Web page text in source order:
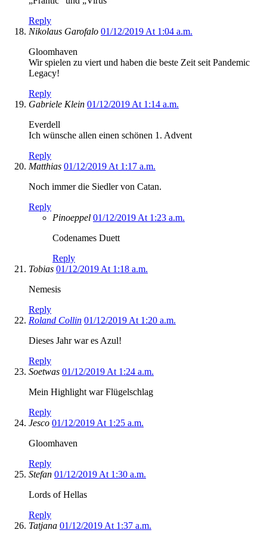
Reply
Nikolaus Garofalo 01/12/2019 At 1:04 a.m.
Gloomhaven
Wir spielen zu viert und haben die beste Zeit seit Pandemic
Legacy!
Reply
Gabriele Klein 01/12/2019 At 1:14 a.m.
Everdell
Ich wünsche allen einen schönen 1. Advent
Reply
Matthias 01/12/2019 At 1:17 a.m.
Noch immer die Siedler von Catan.
Reply
Pinoeppel 01/12/2019 At 1:23 a.m.
Codenames Duett
Reply
Tobias 01/12/2019 At 1:18 a.m.
Nemesis
Reply
Roland Collin 01/12/2019 At 1:20 a.m.
Dieses Jahr war es Azul!
Reply
Soetwas 01/12/2019 At 1:24 a.m.
Mein Highlight war Flügelschlag
Reply
Jesco 01/12/2019 At 1:25 a.m.
Gloomhaven
Reply
Stefan 01/12/2019 At 1:30 a.m.
Lords of Hellas
Reply
Tatjana 01/12/2019 At 1:37 a.m.